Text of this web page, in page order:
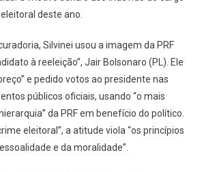
deste ano.
Silvinei usou a imagem da PRF
à reeleição”, Jair Bolsonaro (PL). Ele
e pedido votos ao presidente nas
públicos oficiais, usando “o mais
da PRF em benefício do político.
eleitoral”, a atitude viola “os princípios
e da moralidade”.